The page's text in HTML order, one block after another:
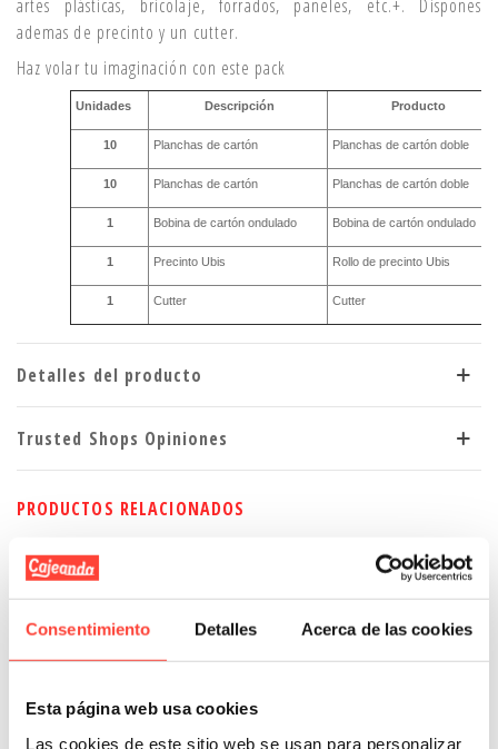
Consentimiento Detalles Acerca de las cookies
Esta página web usa cookies
Las cookies de este sitio web se usan para personalizar
artes plásticas, bricolaje, forrados, paneles, etc.+. Dispones
ademas de precinto y un cutter.
Haz volar tu imaginación con este pack
Unidades Descripción Producto
10 Planchas de cartón Planchas de cartón doble
10 Planchas de cartón Planchas de cartón doble
1 Bobina de cartón ondulado Bobina de cartón ondulado
1 Precinto Ubis Rollo de precinto Ubis
1 Cutter Cutter
Detalles del producto
Trusted Shops Opiniones
PRODUCTOS RELACIONADOS